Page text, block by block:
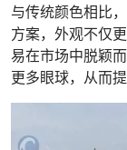
与传统颜色相比
方案，外观不仅
易在市场中脱颖
更多眼球，从而